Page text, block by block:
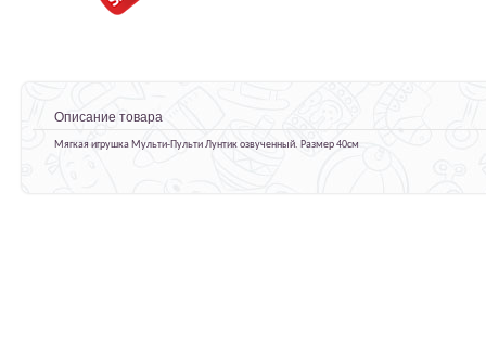
Описание товара
Мягкая игрушка Мульти-Пульти Лунтик озвученный. Размер 40см